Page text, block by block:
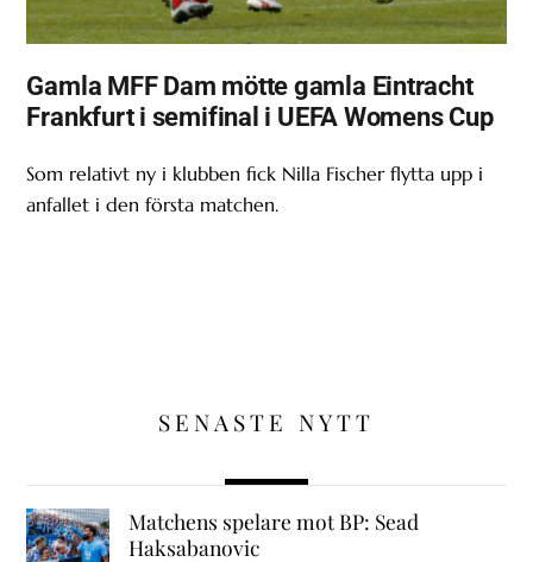
Gamla MFF Dam mötte gamla Eintracht
Frankfurt i semifinal i UEFA Womens Cup
Som relativt ny i klubben fick Nilla Fischer flytta upp i
anfallet i den första matchen.
SENASTE NYTT
Matchens spelare mot BP: Sead
Haksabanovic